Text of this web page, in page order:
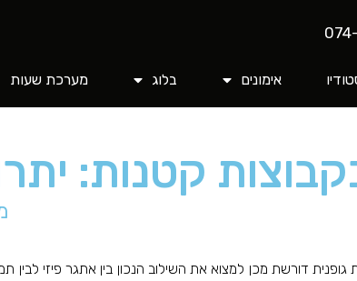
אימונים בלוג מערכת שעות
קטנות:
דורשת מכן למצוא את השילוב הנכון בין אתגר פיזי